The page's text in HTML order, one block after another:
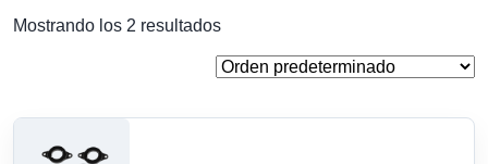
Mostrando los 2 resultados